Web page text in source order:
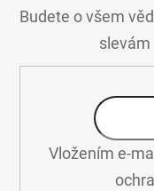
Budete o všem
slevám
Vložením e-